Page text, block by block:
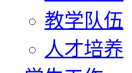
教学队伍
人才培养